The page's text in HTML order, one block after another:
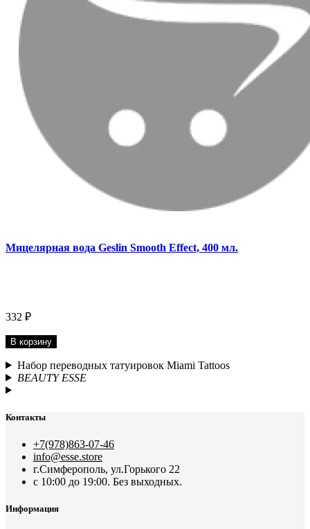
Мицелярная вода Geslin Smooth Effect, 400 мл.
332 ₽
В корзину
Набор переводных татуировок Miami Tattoos
BEAUTY ESSE
Контакты
+7(978)863-07-46
info@esse.store
г.Симферополь, ул.Горького 22
с 10:00 до 19:00. Без выходных.
Информация